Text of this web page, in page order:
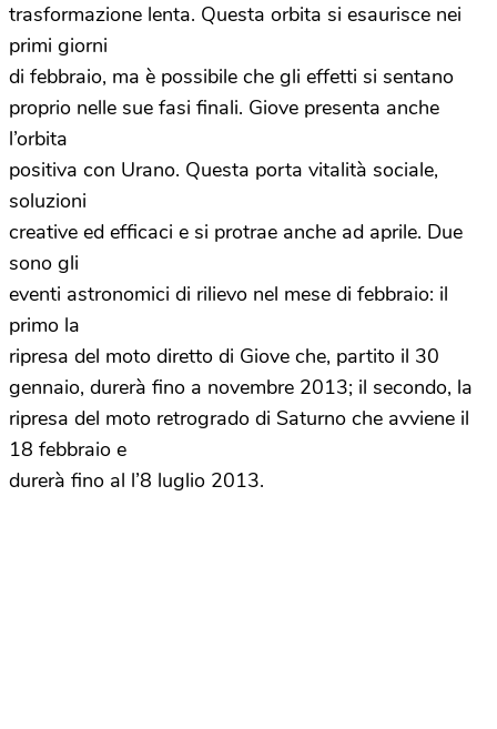
trasformazione lenta. Questa orbita si esaurisce nei
primi giorni
di febbraio, ma è possibile che gli effetti si sentano
proprio nelle sue fasi finali. Giove presenta anche
l’orbita
positiva con Urano. Questa porta vitalità sociale,
soluzioni
creative ed efficaci e si protrae anche ad aprile. Due
sono gli
eventi astronomici di rilievo nel mese di febbraio: il
primo la
ripresa del moto diretto di Giove che, partito il 30
gennaio, durerà fino a novembre 2013; il secondo, la
ripresa del moto retrogrado di Saturno che avviene il
18 febbraio e
durerà fino al l’8 luglio 2013.